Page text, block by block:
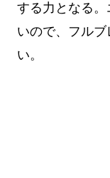
する力となる。
いので、フル
い。